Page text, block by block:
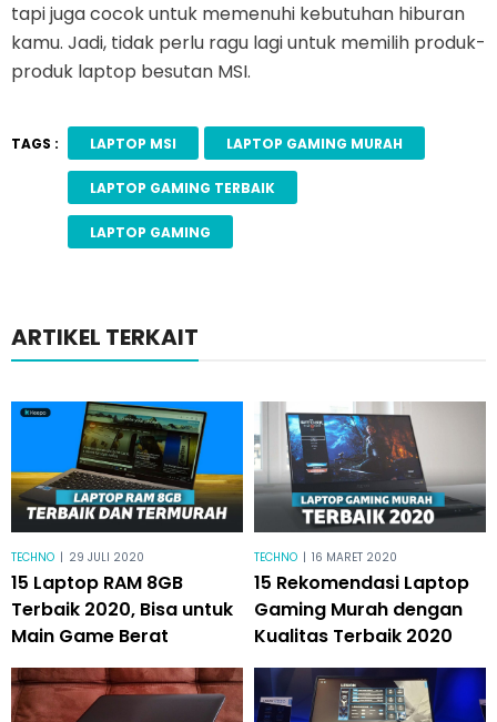
tapi juga cocok untuk memenuhi kebutuhan hiburan
kamu. Jadi, tidak perlu ragu lagi untuk memilih produk-
produk laptop besutan MSI.
TAGS : LAPTOP MSI LAPTOP GAMING MURAH
LAPTOP GAMING TERBAIK
LAPTOP GAMING
ARTIKEL TERKAIT
TECHNO | 29 JULI 2020
15 Laptop RAM 8GB
Terbaik 2020, Bisa untuk
Main Game Berat
TECHNO | 16 MARET 2020
15 Rekomendasi Laptop
Gaming Murah dengan
Kualitas Terbaik 2020